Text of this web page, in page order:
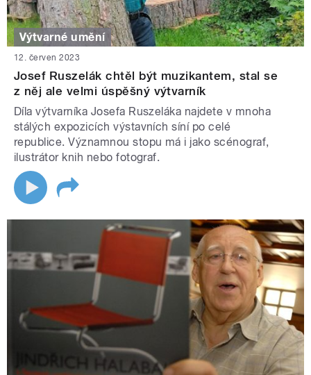
Výtvarné umění
12. červen 2023
Josef Ruszelák chtěl být muzikantem, stal se
z něj ale velmi úspěšný výtvarník
Díla výtvarníka Josefa Ruszeláka najdete v mnoha
stálých expozicích výstavních síní po celé
republice. Významnou stopu má i jako scénograf,
ilustrátor knih nebo fotograf.